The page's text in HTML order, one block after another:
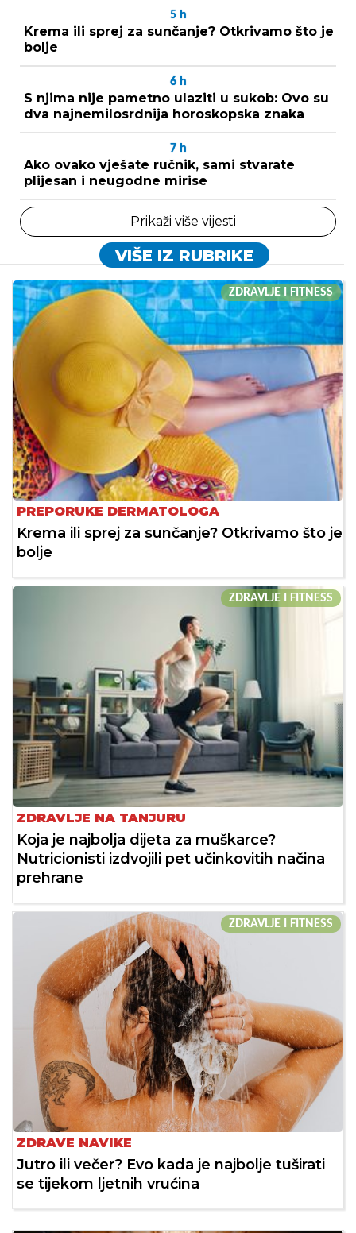
5 h
Krema ili sprej za sunčanje? Otkrivamo što je
bolje
6 h
S njima nije pametno ulaziti u sukob: Ovo su
dva najnemilosrdnija horoskopska znaka
7 h
Ako ovako vješate ručnik, sami stvarate
plijesan i neugodne mirise
Prikaži više vijesti
VIŠE IZ RUBRIKE
ZDRAVLJE I FITNESS
PREPORUKE DERMATOLOGA
Krema ili sprej za sunčanje? Otkrivamo što je
bolje
ZDRAVLJE I FITNESS
ZDRAVLJE NA TANJURU
Koja je najbolja dijeta za muškarce?
Nutricionisti izdvojili pet učinkovitih načina
prehrane
ZDRAVLJE I FITNESS
ZDRAVE NAVIKE
Jutro ili večer? Evo kada je najbolje tuširati
se tijekom ljetnih vrućina